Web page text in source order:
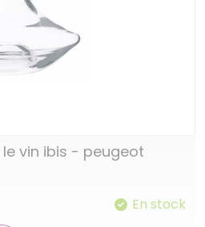
vin ibis - peugeot
En stock